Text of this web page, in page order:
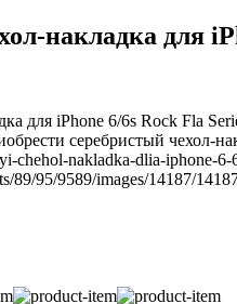
накладка для
для iPhone 6/6s Rock Fla
серебристый чехол-
chehol-nakladka-dlia-iphone-6-
89/95/9589/images/14187/